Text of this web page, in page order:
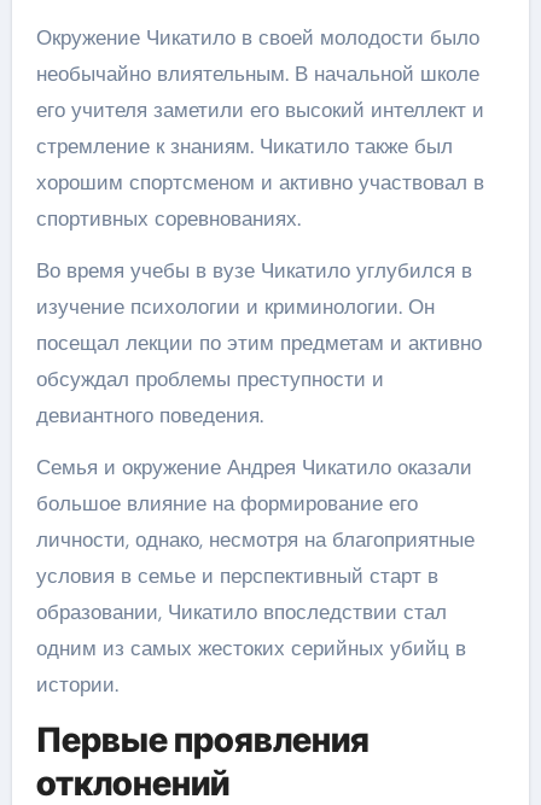
Окружение Чикатило в своей молодости было
необычайно влиятельным. В начальной школе
его учителя заметили его высокий интеллект и
стремление к знаниям. Чикатило также был
хорошим спортсменом и активно участвовал в
спортивных соревнованиях.
Во время учебы в вузе Чикатило углубился в
изучение психологии и криминологии. Он
посещал лекции по этим предметам и активно
обсуждал проблемы преступности и
девиантного поведения.
Семья и окружение Андрея Чикатило оказали
большое влияние на формирование его
личности, однако, несмотря на благоприятные
условия в семье и перспективный старт в
образовании, Чикатило впоследствии стал
одним из самых жестоких серийных убийц в
истории.
Первые проявления
отклонений